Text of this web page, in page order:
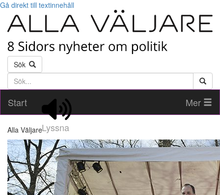
Gå direkt till textinnehåll
Sök
Söktext
Start
Lyssna
Mer
Alla Väljare